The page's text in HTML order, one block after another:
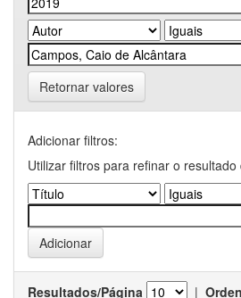
Retornar valores
Adicionar filtros:
Utilizar filtros para refinar o resultado
Resultados/Página |